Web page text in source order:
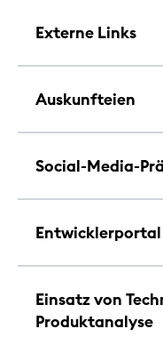
Externe Links
Auskunfteien
Social-Media-
Entwicklerportal
Einsatz von
Produktanalyse